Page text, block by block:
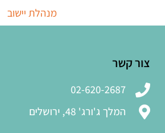
מנהלת יישוב
צור קשר
02-620-2687
המלך ג'ורג' 48, ירושלים